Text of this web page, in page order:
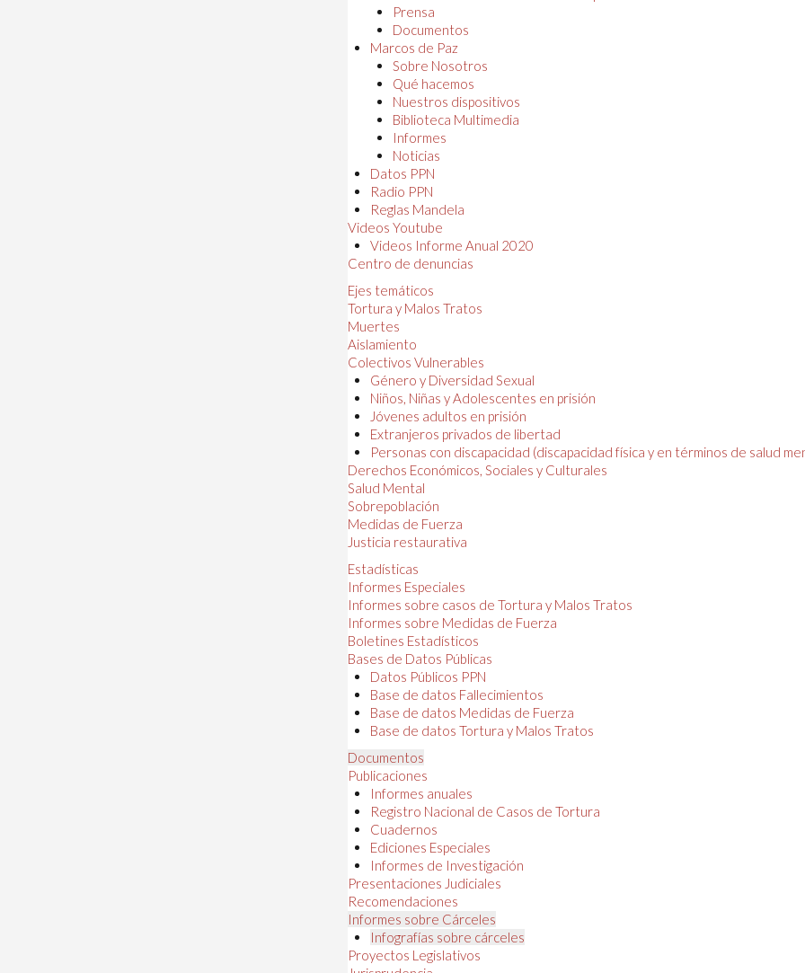
Prensa
Documentos
Marcos de Paz
Sobre Nosotros
Qué hacemos
Nuestros dispositivos
Biblioteca Multimedia
Informes
Noticias
Datos PPN
Radio PPN
Reglas Mandela
Videos Youtube
Videos Informe Anual 2020
Centro de denuncias
Ejes temáticos
Tortura y Malos Tratos
Muertes
Aislamiento
Colectivos Vulnerables
Género y Diversidad Sexual
Niños, Niñas y Adolescentes en prisión
Jóvenes adultos en prisión
Extranjeros privados de libertad
Personas con discapacidad (discapacidad física y en términos de salud
Derechos Económicos, Sociales y Culturales
Salud Mental
Sobrepoblación
Medidas de Fuerza
Justicia restaurativa
Estadísticas
Informes Especiales
Informes sobre casos de Tortura y Malos Tratos
Informes sobre Medidas de Fuerza
Boletines Estadísticos
Bases de Datos Públicas
Datos Públicos PPN
Base de datos Fallecimientos
Base de datos Medidas de Fuerza
Base de datos Tortura y Malos Tratos
Documentos
Publicaciones
Informes anuales
Registro Nacional de Casos de Tortura
Cuadernos
Ediciones Especiales
Informes de Investigación
Presentaciones Judiciales
Recomendaciones
Informes sobre Cárceles
Infografías sobre cárceles
Proyectos Legislativos